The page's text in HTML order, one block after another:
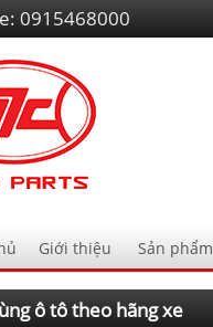
0915468000
Giới thiệu Sản phẩm
ô tô theo hãng xe